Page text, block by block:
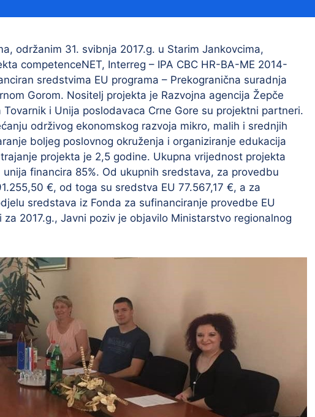
Sponzorstva i donacije
Procedure
Službeni vjesnik
Civilna zaštita
Vatrogastvo
održanim 31. svibnja 2017.g. u Starim Jankovcima,
competenceNET, Interreg – IPA CBC HR-BA-ME 2014-
sredstvima EU programa – Prekogranična suradnja
Gorom. Nositelj projekta je Razvojna agencija Žepče
i Unija poslodavaca Crne Gore su projektni partneri.
održivog ekonomskog razvoja mikro, malih i srednjih
boljeg poslovnog okruženja i organiziranje edukacija
projekta je 2,5 godine. Ukupna vrijednost projekta
financira 85%. Od ukupnih sredstava, za provedbu
€, od toga su sredstva EU 77.567,17 €, a za
sredstava iz Fonda za sufinanciranje provedbe EU
2017.g., Javni poziv je objavilo Ministarstvo regionalnog